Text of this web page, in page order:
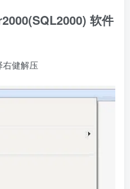
软件
健解压